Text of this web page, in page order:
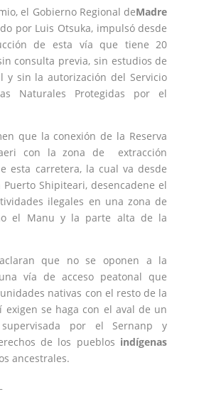
el Gobierno Regional deMadre
por Luis Otsuka, impulsó desde
de esta vía que tiene 20
consulta previa, sin estudios de
y sin la autorización del Servicio
Naturales Protegidas por el
que la conexión de la Reserva
con la zona de extracción
esta carretera, la cual va desde
Puerto Shipiteari, desencadene el
ilegales en una zona de
el Manu y la parte alta de la
que no se oponen a la
vía de acceso peatonal que
nativas con el resto de la
exigen se haga con el aval de un
por el Sernanp y
de los pueblos indígenas
ancestrales.